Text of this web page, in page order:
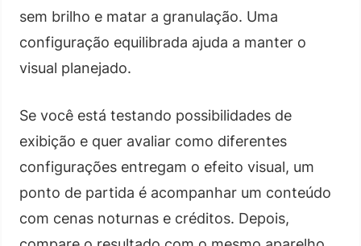
sem brilho e matar a granulação. Uma
configuração equilibrada ajuda a manter o
visual planejado.
Se você está testando possibilidades de
exibição e quer avaliar como diferentes
configurações entregam o efeito visual, um
ponto de partida é acompanhar um conteúdo
com cenas noturnas e créditos. Depois,